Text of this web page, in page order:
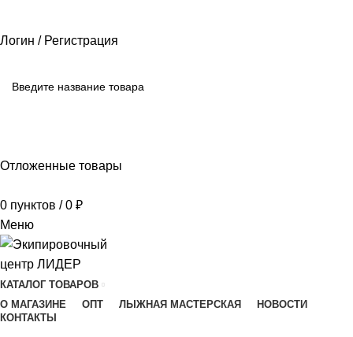
Логин / Регистрация
Отложенные товары
0 пунктов / 0 ₽
Меню
КАТАЛОГ ТОВАРОВ
О МАГАЗИНЕ
ОПТ ЛЫЖНАЯ МАСТЕРСКАЯ
НОВОСТИ
КОНТАКТЫ